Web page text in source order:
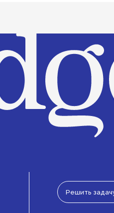
Наставнический переулок, 17c1
Решить задачу вместе